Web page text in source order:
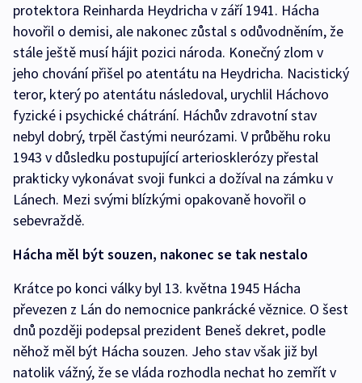
protektora Reinharda Heydricha v září 1941. Hácha
hovořil o demisi, ale nakonec zůstal s odůvodněním, že
stále ještě musí hájit pozici národa. Konečný zlom v
jeho chování přišel po atentátu na Heydricha. Nacistický
teror, který po atentátu následoval, urychlil Háchovo
fyzické i psychické chátrání. Háchův zdravotní stav
nebyl dobrý, trpěl častými neurózami. V průběhu roku
1943 v důsledku postupující arteriosklerózy přestal
prakticky vykonávat svoji funkci a dožíval na zámku v
Lánech. Mezi svými blízkými opakovaně hovořil o
sebevraždě.
Hácha měl být souzen, nakonec se tak nestalo
Krátce po konci války byl 13. května 1945 Hácha
převezen z Lán do nemocnice pankrácké věznice. O šest
dnů později podepsal prezident Beneš dekret, podle
něhož měl být Hácha souzen. Jeho stav však již byl
natolik vážný, že se vláda rozhodla nechat ho zemřít v